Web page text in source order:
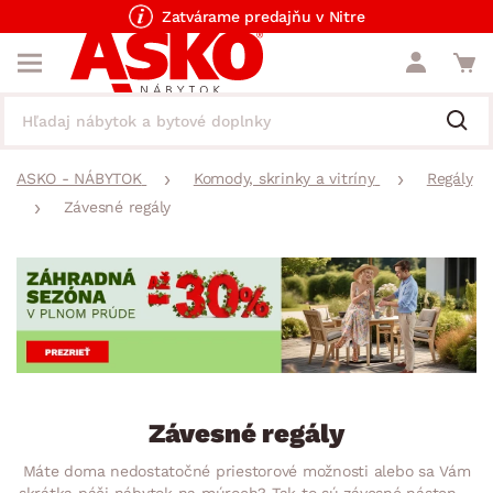
Zatvárame predajňu v Nitre
ASKO - NÁBYTOK Komody, skrinky a vitríny
Regály
Závesné regály
Závesné regály
Máte doma nedostatočné priestorové možnosti alebo sa Vám